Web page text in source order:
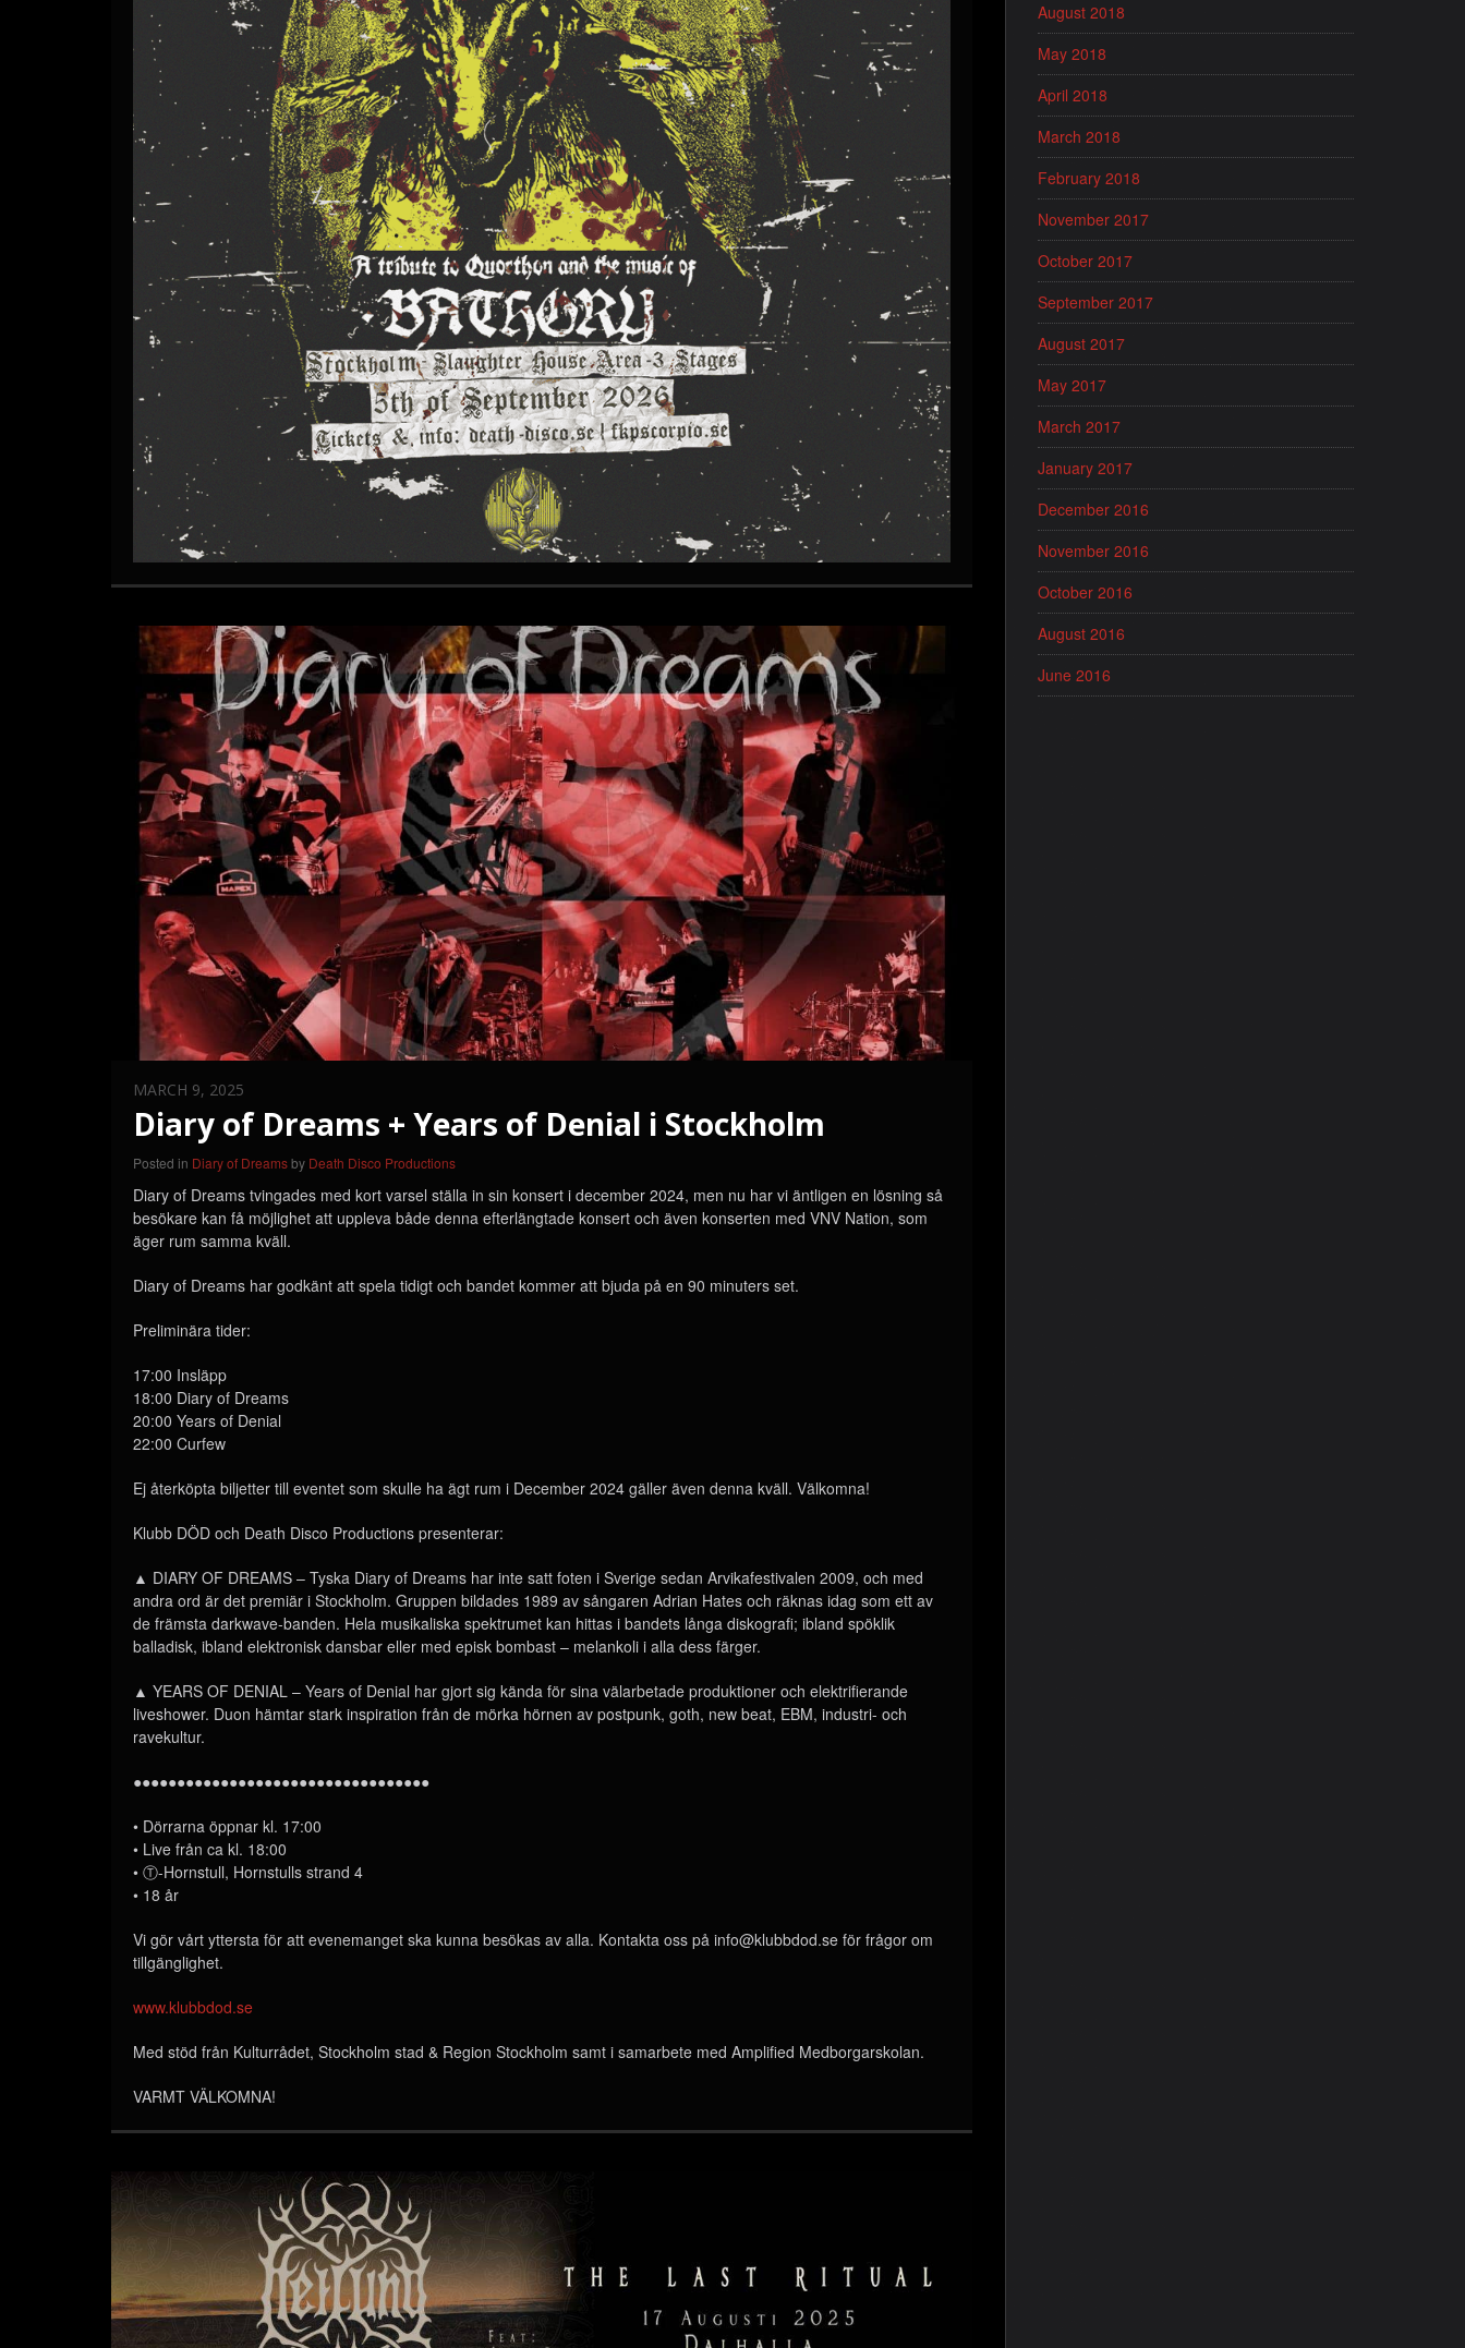
MARCH 9, 2025
Diary of Dreams + Years of Denial i Stockholm
Posted in Diary of Dreamsby Death Disco Productions
Diary of Dreams tvingades med kort varsel ställa in sin konsert i december 2024, men nu har vi äntligen en lösning så
besökare kan få möjlighet att uppleva både denna efterlängtade konsert och även konserten med VNV Nation, som
äger rum samma kväll.
Diary of Dreams har godkänt att spela tidigt och bandet kommer att bjuda på en 90 minuters set.
Preliminära tider:
17:00 Insläpp
18:00 Diary of Dreams
20:00 Years of Denial
22:00 Curfew
Ej återköpta biljetter till eventet som skulle ha ägt rum i December 2024 gäller även denna kväll. Välkomna!
Klubb DÖD och Death Disco Productions presenterar:
▲ DIARY OF DREAMS – Tyska Diary of Dreams har inte satt foten i Sverige sedan Arvikafestivalen 2009, och med
andra ord är det premiär i Stockholm. Gruppen bildades 1989 av sångaren Adrian Hates och räknas idag som ett av
de främsta darkwave-banden. Hela musikaliska spektrumet kan hittas i bandets långa diskografi; ibland spöklik
balladisk, ibland elektronisk dansbar eller med episk bombast – melankoli i alla dess färger.
▲ YEARS OF DENIAL – Years of Denial har gjort sig kända för sina välarbetade produktioner och elektrifierande
liveshower. Duon hämtar stark inspiration från de mörka hörnen av postpunk, goth, new beat, EBM, industri- och
ravekultur.
●●●●●●●●●●●●●●●●●●●●●●●●●●●●●●●●●●
• Dörrarna öppnar kl. 17:00
• Live från ca kl. 18:00
• Ⓣ-Hornstull, Hornstulls strand 4
• 18 år
Vi gör vårt yttersta för att evenemanget ska kunna besökas av alla. Kontakta oss på info@klubbdod.se för frågor om
tillgänglighet.
www.klubbdod.se
Med stöd från Kulturrådet, Stockholm stad & Region Stockholm samt i samarbete med Amplified Medborgarskolan.
VARMT VÄLKOMNA!
August 2018
May 2018
April 2018
March 2018
February 2018
November 2017
October 2017
September 2017
August 2017
May 2017
March 2017
January 2017
December 2016
November 2016
October 2016
August 2016
June 2016